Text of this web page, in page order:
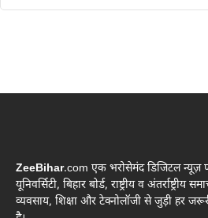
ZeeBihar.com एक भरोसेमंद डिजिटल न्यूज़
यूनिवर्सिटी, बिहार बोर्ड, राष्ट्रीय व
व्यवसाय, शिक्षा और टेक्नोलॉजी से जुड़ी हर